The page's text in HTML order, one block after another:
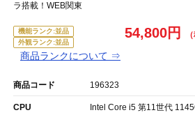
ラ搭載！WEB関東
機能ランク:並品
外観ランク:並品
商品ランクについて ⇒
54,800円
商品コード 196323
CPU Intel Core i5 第11世代